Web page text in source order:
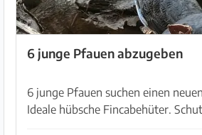
6 junge Pfauen abzugeben
6 junge Pfauen suchen einen
Ideale hübsche Fincabehüter.